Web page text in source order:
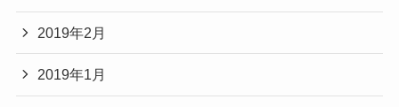
2019年2月
2019年1月